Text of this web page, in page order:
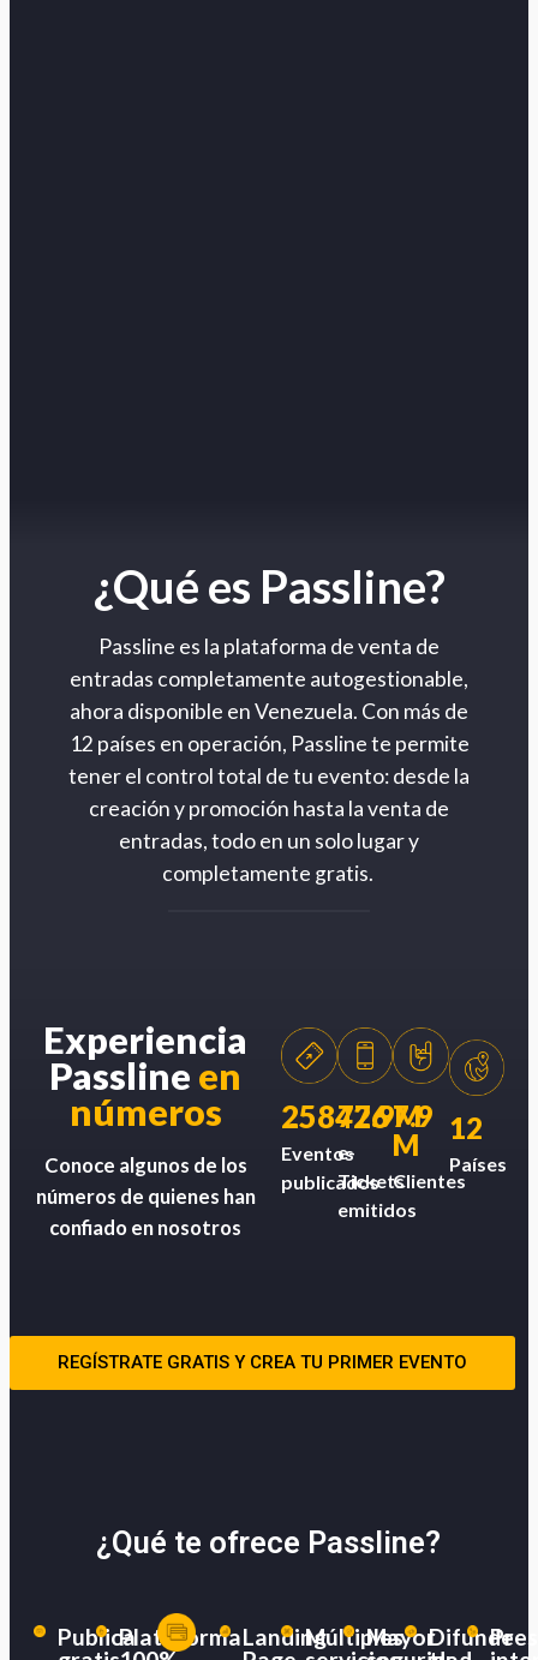
¿Qué es Passline?
Passline es la plataforma de venta de
entradas completamente autogestionable,
ahora disponible en Venezuela. Con más de
12 países en operación, Passline te permite
tener el control total de tu evento: desde la
creación y promoción hasta la venta de
entradas, todo en un solo lugar y
completamente gratis.
Experiencia
Passline en
números
Conoce algunos de los
números de quienes han
confiado en nosotros
258426
Eventos
publicados
77.9M
e-
Tickets
emitidos
7.9
M
Clientes
12
Países
REGÍSTRATE GRATIS Y CREA TU PRIMER EVENTO
¿Qué te ofrece Passline?
PublicaPlataformaLandingMúltiplesMayorDifunde